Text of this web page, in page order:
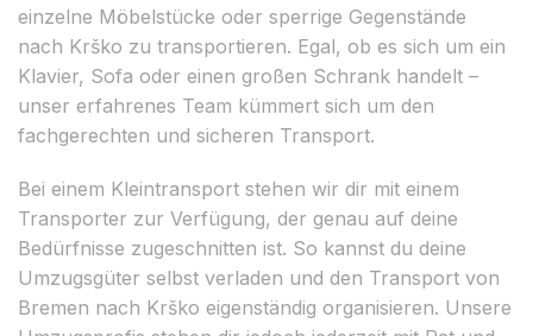
einzelne Möbelstücke oder sperrige Gegenstände
nach Krško zu transportieren. Egal, ob es sich um ein
Klavier, Sofa oder einen großen Schrank handelt –
unser erfahrenes Team kümmert sich um den
fachgerechten und sicheren Transport.
Bei einem Kleintransport stehen wir dir mit einem
Transporter zur Verfügung, der genau auf deine
Bedürfnisse zugeschnitten ist. So kannst du deine
Umzugsgüter selbst verladen und den Transport von
Bremen nach Krško eigenständig organisieren. Unsere